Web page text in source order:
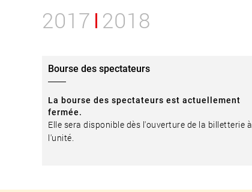
2017 2018
Bourse des spectateurs
La bourse des spectateurs est actuellement
fermée.
Elle sera disponible dès l'ouverture de la billetterie à
l'unité.